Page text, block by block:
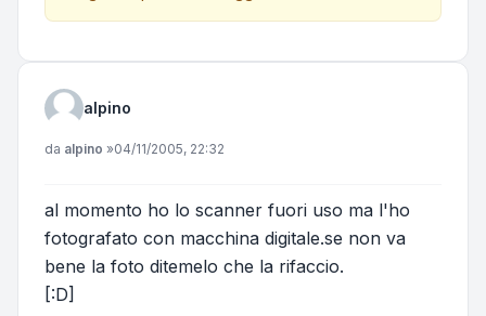
alpino
Messaggio
da alpino »04/11/2005, 22:32
al momento ho lo scanner fuori uso ma l'ho
fotografato con macchina digitale.se non va
bene la foto ditemelo che la rifaccio.
[:D]